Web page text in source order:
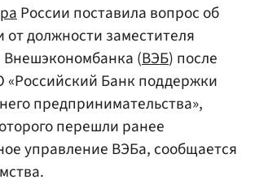
России поставила вопрос об
должности заместителя
Внешэкономбанка (ВЭБ) после
«Российский Банк поддержки
предпринимательства»,
перешли ранее
управление ВЭБа, сообщается